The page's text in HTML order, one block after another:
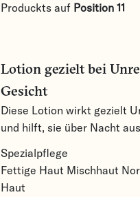
Produckts auf Position 11
Lotion gezielt bei
Gesicht
Diese Lotion wirkt gezielt
und hilft, sie über Nacht
Spezialpflege
Fettige Haut Mischhaut
Haut